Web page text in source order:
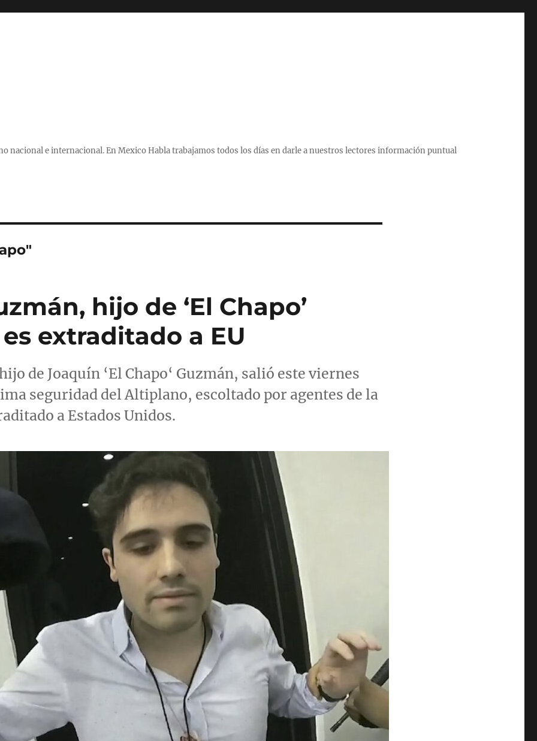
nacional e internacional. En Mexico Habla trabajamos todos los días en darle a nuestros lectores información puntual
hijo de ‘El Chapo’
extraditado a EU
de Joaquín ‘El Chapo‘ Guzmán, salió este viernes
seguridad del Altiplano, escoltado por agentes de la
a Estados Unidos.